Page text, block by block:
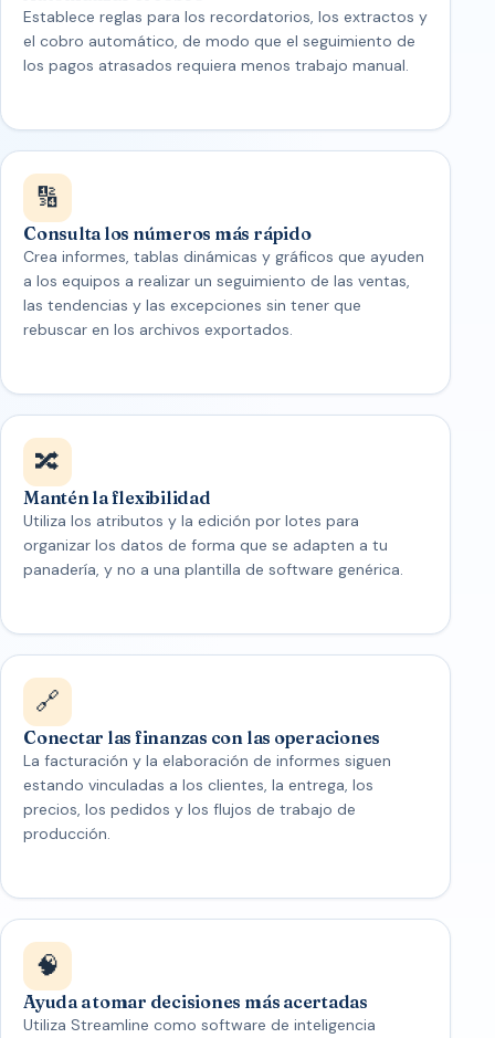
Establece reglas para los recordatorios, los extractos y
el cobro automático, de modo que el seguimiento de
los pagos atrasados requiera menos trabajo manual.
🔢
Consulta los números más rápido
Crea informes, tablas dinámicas y gráficos que ayuden
a los equipos a realizar un seguimiento de las ventas,
las tendencias y las excepciones sin tener que
rebuscar en los archivos exportados.
🔀
Mantén la flexibilidad
Utiliza los atributos y la edición por lotes para
organizar los datos de forma que se adapten a tu
panadería, y no a una plantilla de software genérica.
🔗
Conectar las finanzas con las operaciones
La facturación y la elaboración de informes siguen
estando vinculadas a los clientes, la entrega, los
precios, los pedidos y los flujos de trabajo de
producción.
🧠
Ayuda a tomar decisiones más acertadas
Utiliza Streamline como software de inteligencia